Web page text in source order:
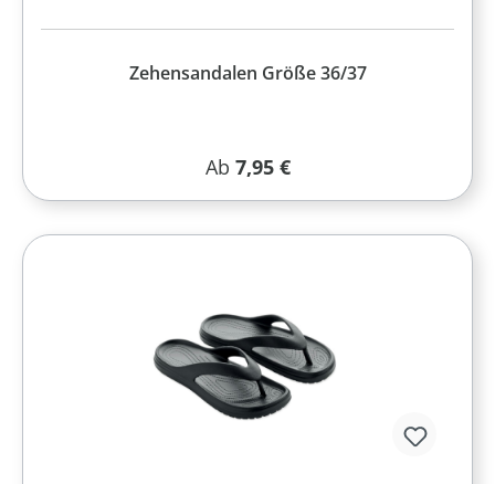
Zehensandalen Größe 36/37
Regulärer Preis:
Ab 7,95 €